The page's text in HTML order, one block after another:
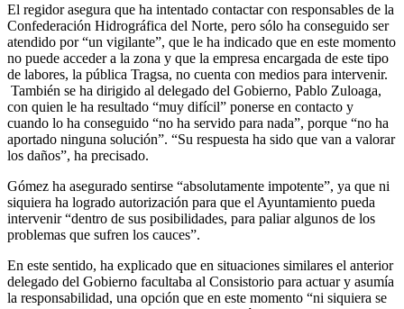
El regidor asegura que ha intentado contactar con responsables de la
Confederación Hidrográfica del Norte, pero sólo ha conseguido ser
atendido por “un vigilante”, que le ha indicado que en este momento
no puede acceder a la zona y que la empresa encargada de este tipo
de labores, la pública Tragsa, no cuenta con medios para intervenir.
También se ha dirigido al delegado del Gobierno, Pablo Zuloaga,
con quien le ha resultado “muy difícil” ponerse en contacto y
cuando lo ha conseguido “no ha servido para nada”, porque “no ha
aportado ninguna solución”. “Su respuesta ha sido que van a valorar
los daños”, ha precisado.
Gómez ha asegurado sentirse “absolutamente impotente”, ya que ni
siquiera ha logrado autorización para que el Ayuntamiento pueda
intervenir “dentro de sus posibilidades, para paliar algunos de los
problemas que sufren los cauces”.
En este sentido, ha explicado que en situaciones similares el anterior
delegado del Gobierno facultaba al Consistorio para actuar y asumía
la responsabilidad, una opción que en este momento “ni siquiera se